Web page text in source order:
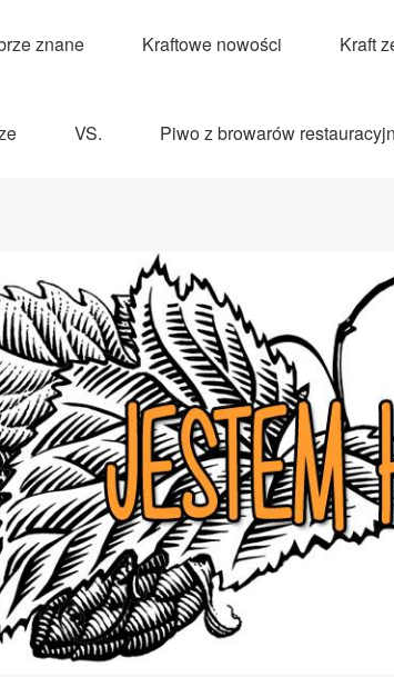
znane Kraftowe nowości Kraft
VS. Piwo z browarów